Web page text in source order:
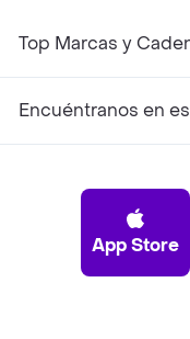
Top Marcas y
Encuéntranos en
App Store